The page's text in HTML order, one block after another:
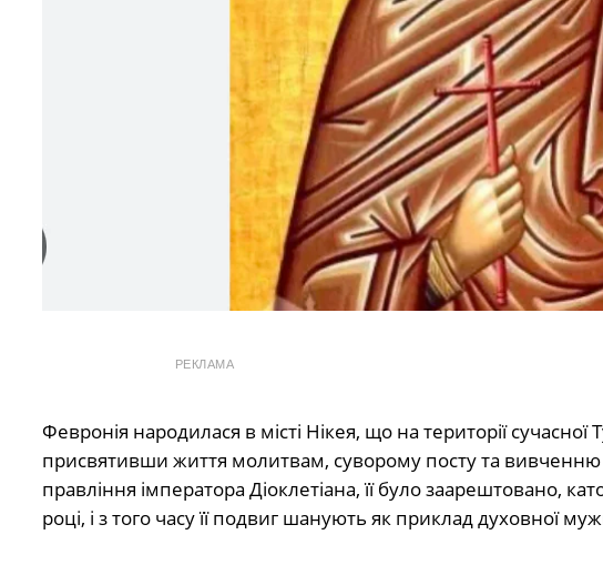
РЕКЛАМА
Февронія народилася в місті Нікея, що на території
присвятивши життя молитвам, суворому посту та вивченню
правління імператора Діоклетіана, її було заарештовано,
році, і з того часу її подвиг шанують як приклад духовної